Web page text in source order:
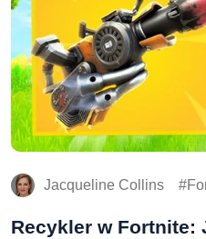
Jacqueline Collins
Recykler w Fortnite: